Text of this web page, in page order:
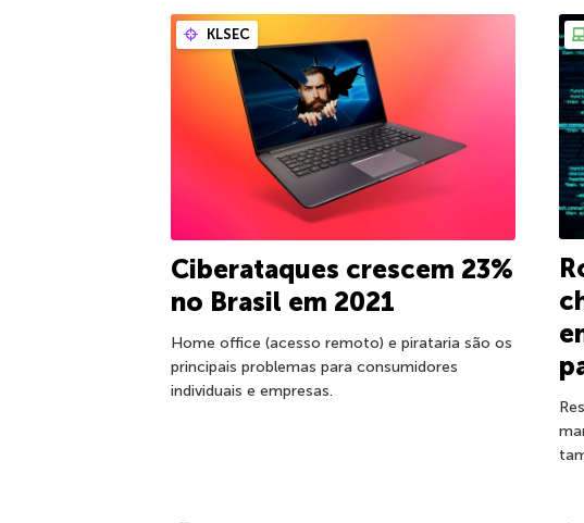
KLSEC
Ciberataques crescem 23%
no Brasil em 2021
Home office (acesso remoto) e pirataria são os
principais problemas para consumidores
individuais e empresas.